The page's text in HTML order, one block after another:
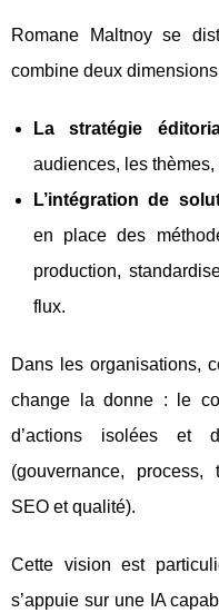
Romane Maltnoy se
combine deux
La stratégie
audiences, les
L’intégration de
en place des
production,
flux.
Dans les organisations,
change la donne : le
d’actions isolées et
(gouvernance, process,
SEO et qualité).
Cette vision est
s’appuie sur une IA